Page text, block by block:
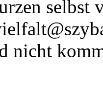
selbst
nicht